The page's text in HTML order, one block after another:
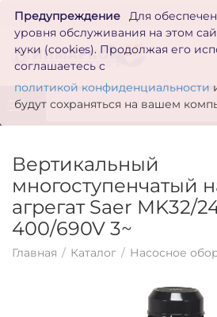
Предупреждение
Для
уровня обслуживания на этом
куки (cookies). Продолжая его
соглашаетесь с
политикой конфиденциальности
будут сохраняться на вашем
Вертикальный
многоступенчатый
агрегат Saer MK32/
400/690V 3~
Главная / Каталог / Насосное